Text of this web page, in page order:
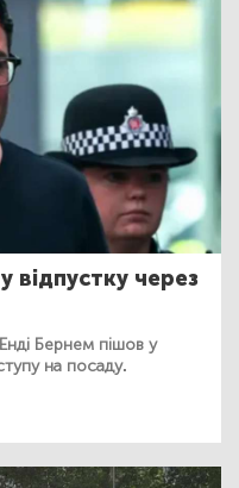
відпустку через
Бернем пішов у
на посаду.